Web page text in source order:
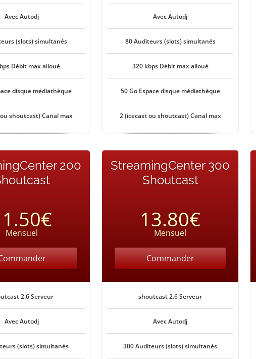
Avec Autodj
(slots) simultanés
Débit max alloué
disque médiathèque
shoutcast) Canal max
Avec Autodj
80 Auditeurs (slots) simultanés
320 kbps Débit max alloué
50 Go Espace disque médiathèque
2 (icecast ou shoutcast) Canal max
200
Mensuel
2.6 Serveur
Avec Autodj
(slots) simultanés
StreamingCenter 300
Shoutcast
13.80€
Mensuel
Commander
shoutcast 2.6 Serveur
Avec Autodj
300 Auditeurs (slots) simultanés